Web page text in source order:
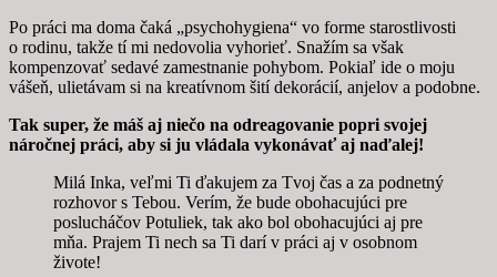
Po práci ma doma čaká „psychohygiena“ vo forme starostlivosti
o rodinu, takže tí mi nedovolia vyhorieť. Snažím sa však
kompenzovať sedavé zamestnanie pohybom. Pokiaľ ide o moju
vášeň, ulietávam si na kreatívnom šití dekorácií, anjelov a podobne.
Tak super, že máš aj niečo na odreagovanie popri svojej
náročnej práci, aby si ju vládala vykonávať aj naďalej!
Milá Inka, veľmi Ti ďakujem za Tvoj čas a za podnetný
rozhovor s Tebou. Verím, že bude obohacujúci pre
poslucháčov Potuliek, tak ako bol obohacujúci aj pre
mňa. Prajem Ti nech sa Ti darí v práci aj v osobnom
živote!